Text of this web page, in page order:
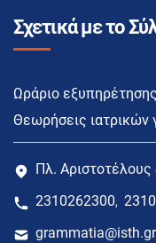
Σχετικά με το
Ωράριο
Θεωρήσεις
Πλ.
2310262300,
grammatia@isth.gr